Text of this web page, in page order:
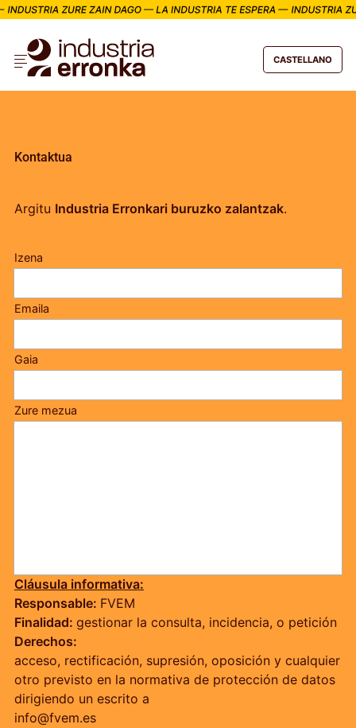
CASTELLANO
Kontaktua
Argitu Industria Erronkari buruzko zalantzak.
Izena
Emaila
Gaia
Zure mezua
Cláusula informativa:
Responsable: FVEM
Finalidad: gestionar la consulta, incidencia, o petición
Derechos:
acceso, rectificación, supresión, oposición y cualquier
otro previsto en la normativa de protección de datos
dirigiendo un escrito a
info@fvem.es